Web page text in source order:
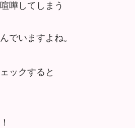
嘩してしまう
でいますよね。
ックすると